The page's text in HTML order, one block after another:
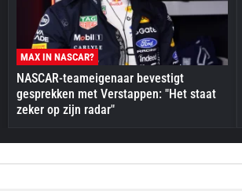
MAX IN NASCAR?
NASCAR-teameigenaar bevestigt
gesprekken met Verstappen: "Het staat
zeker op zijn radar"